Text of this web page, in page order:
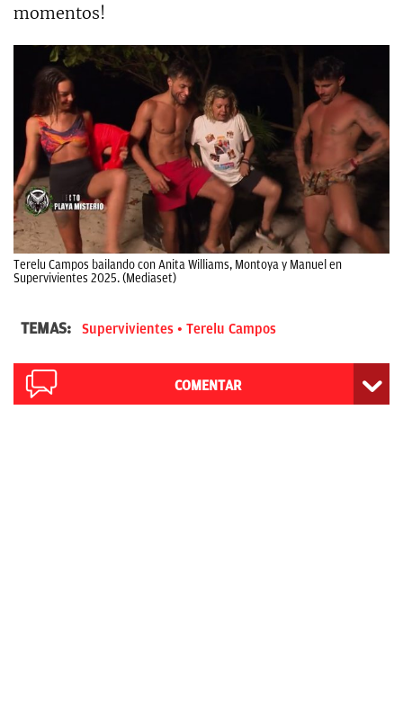
momentos!
Terelu Campos bailando con Anita Williams, Montoya y Manuel en
Supervivientes 2025. (Mediaset)
TEMAS: Supervivientes Terelu Campos
COMENTAR